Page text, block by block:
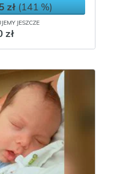
zł(141 %)
JESZCZE
zł